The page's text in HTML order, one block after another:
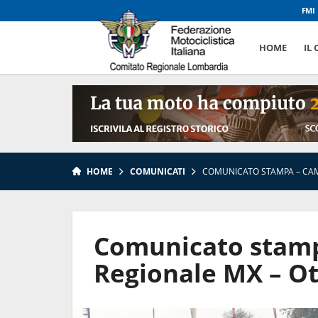
FMI
HOME IL
HOME COMUNICATI COMUNICATO STAMPA –
Comunicato
Regionale MX –